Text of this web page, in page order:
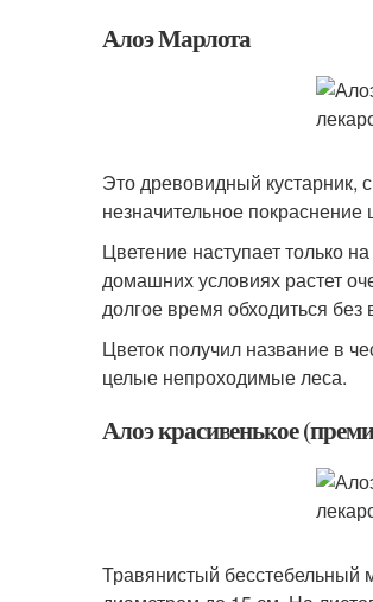
Алоэ Марлота
Это древовидный кустарник,
незначительное покраснение
Цветение наступает только
домашних условиях растет
долгое время обходиться без
Цветок получил название в
целые непроходимые леса.
Алоэ красивенькое
Травянистый бесстебельный